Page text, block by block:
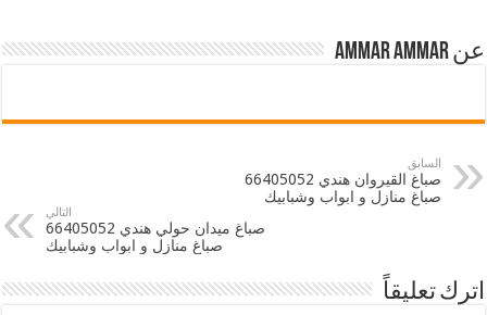
عن ammar ammar
السابق
صباغ القيروان هندي 66405052
صباغ منازل و ابواب وشبابيك
التالي
صباغ ميدان حولي هندي 66405052
صباغ منازل و ابواب وشبابيك
اترك تعليقاً